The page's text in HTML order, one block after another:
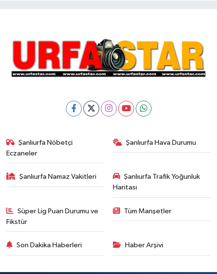
Şanlıurfa Nöbetçi
Eczaneler
Şanlıurfa Hava Durumu
Şanlıurfa Namaz Vakitleri
Şanlıurfa Trafik Yoğunluk
Haritası
Süper Lig Puan Durumu ve
Fikstür
Tüm Manşetler
Son Dakika Haberleri Haber Arşivi